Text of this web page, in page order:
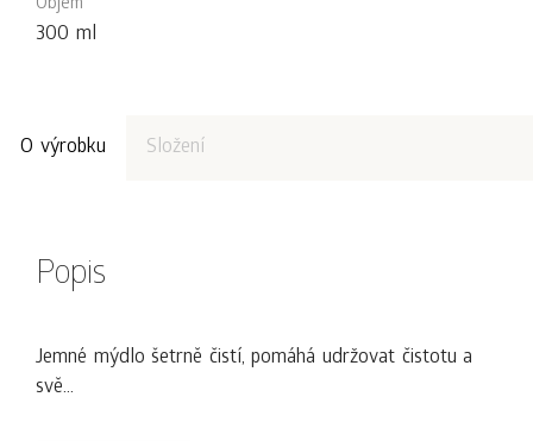
Objem
300 ml
O výrobku Složení
Popis
Jemné mýdlo šetrně čistí, pomáhá udržovat čistotu a
svě...